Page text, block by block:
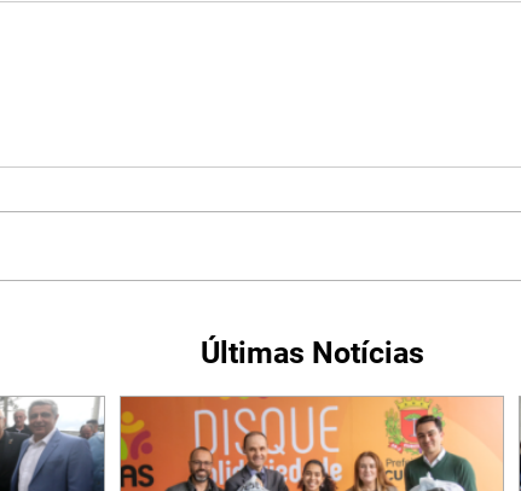
Últimas Notícias